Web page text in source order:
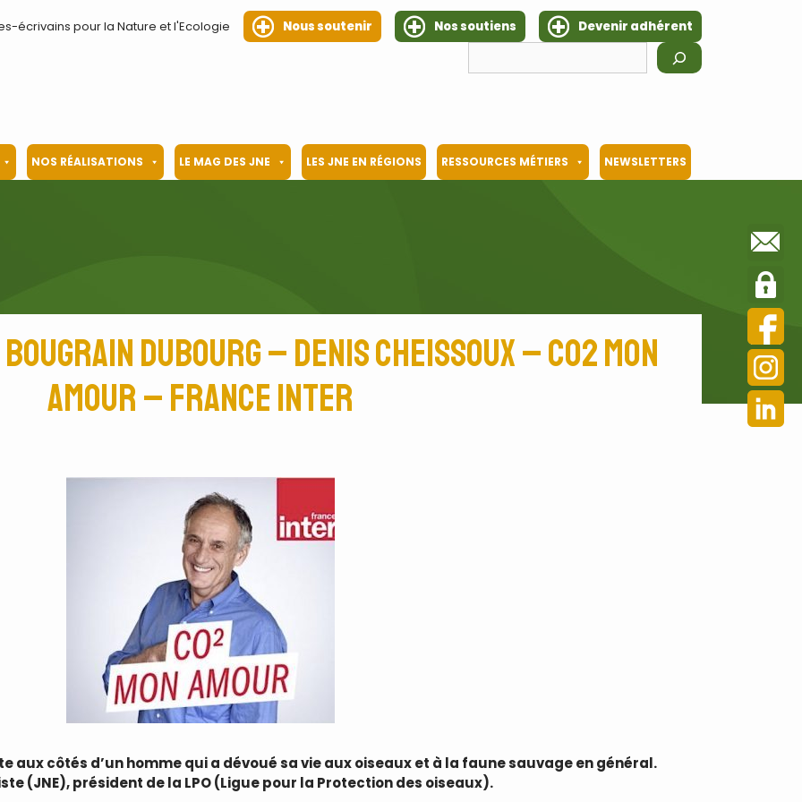
écrivains pour la Nature et l'Ecologie Nous soutenir Nos soutiens
Devenir adhérent
NOS RÉALISATIONS LE MAG DES JNE LES JNE EN RÉGIONS RESSOURCES MÉTIERS NEWSLETTERS
Dubourg – Denis Cheissoux – CO2 Mon
Amour – France Inter
aux côtés d’un homme qui a dévoué sa vie aux oiseaux et à la faune sauvage en général.
(JNE), président de la LPO (Ligue pour la Protection des oiseaux).